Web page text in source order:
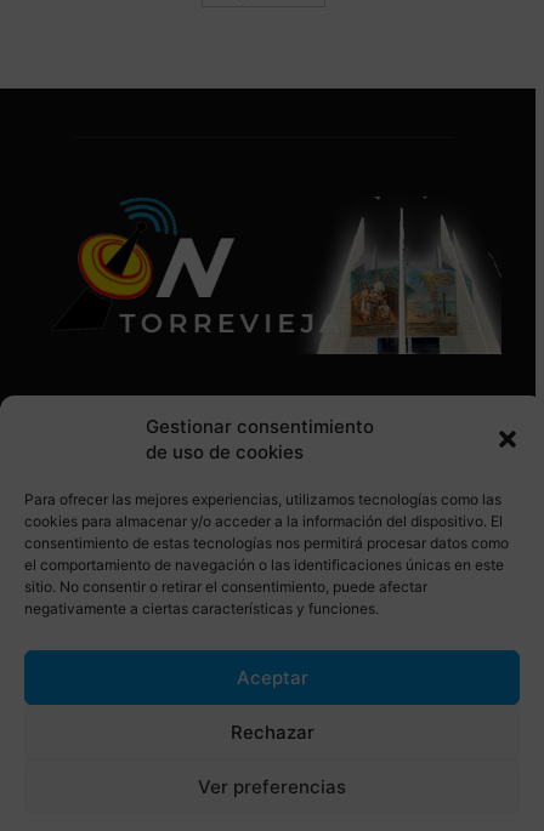
Gestionar consentimiento
de uso de cookies
Para ofrecer las mejores experiencias, utilizamos tecnologías como las
cookies para almacenar y/o acceder a la información del dispositivo. El
consentimiento de estas tecnologías nos permitirá procesar datos como
el comportamiento de navegación o las identificaciones únicas en este
sitio. No consentir o retirar el consentimiento, puede afectar
negativamente a ciertas características y funciones.
Aceptar
Rechazar
Ver preferencias
SÍGUENOS EN REDES SOCIALES
© Torrevieja ON. Desarrollado por